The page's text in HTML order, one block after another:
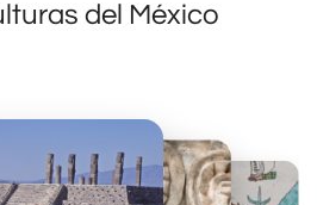
del México